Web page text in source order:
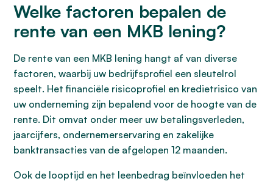
Welke factoren bepalen de
rente van een MKB lening?
De rente van een MKB lening hangt af van diverse
factoren, waarbij uw bedrijfsprofiel een sleutelrol
speelt. Het financiële risicoprofiel en kredietrisico van
uw onderneming zijn bepalend voor de hoogte van de
rente. Dit omvat onder meer uw betalingsverleden,
jaarcijfers, ondernemerservaring en zakelijke
banktransacties van de afgelopen 12 maanden.
Ook de looptijd en het leenbedrag beïnvloeden het